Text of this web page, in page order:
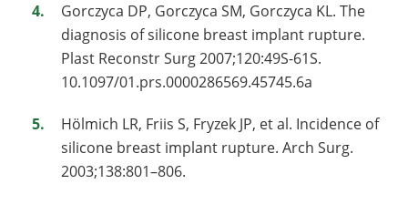
Gorczyca DP, Gorczyca SM, Gorczyca KL. The
diagnosis of silicone breast implant rupture.
Plast Reconstr Surg 2007;120:49S-61S.
10.1097/01.prs.0000286569.45745.6a
Hölmich LR, Friis S, Fryzek JP, et al. Incidence of
silicone breast implant rupture. Arch Surg.
2003;138:801–806.